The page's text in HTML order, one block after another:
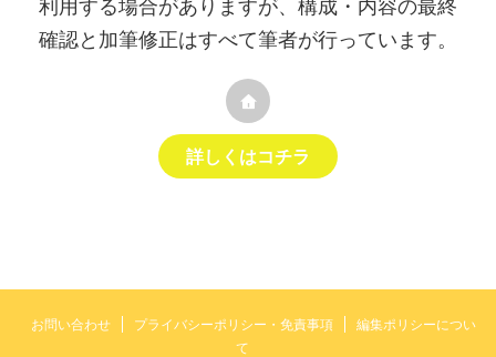
利用する場合がありますが、構成・内容の最終
確認と加筆修正はすべて筆者が行っています。
詳しくはコチラ
お問い合わせ プライバシーポリシー・免責事項
編集ポリシーについ
て